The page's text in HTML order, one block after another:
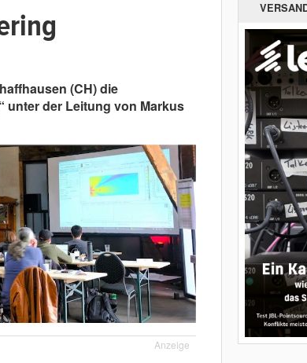
(CH) die
unter der Leitung von Markus
Anzeige